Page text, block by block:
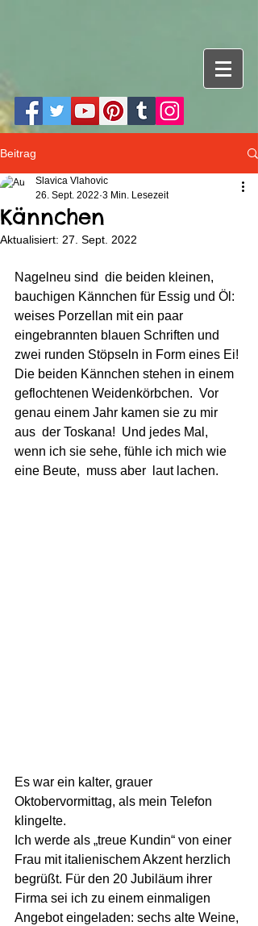
Beitrag
Kännchen
Slavica Vlahovic
26. Sept. 2022 3 Min. Lesezeit
Aktualisiert: 27. Sept. 2022
Nagelneu sind  die beiden kleinen,
bauchigen Kännchen für Essig und Öl:
weises Porzellan mit ein paar
eingebrannten blauen Schriften und
zwei runden Stöpseln in Form eines Ei!
Die beiden Kännchen stehen in einem
geflochtenen Weidenkörbchen.  Vor
genau einem Jahr kamen sie zu mir
aus  der Toskana!  Und jedes Mal,
wenn ich sie sehe, fühle ich mich wie
eine Beute,  muss aber  laut lachen.
Es war ein kalter, grauer
Oktobervormittag, als mein Telefon
klingelte.
Ich werde als „treue Kundin“ von einer
Frau mit italienischem Akzent herzlich
begrüßt. Für den 20 Jubiläum ihrer
Firma sei ich zu einem einmaligen
Angebot eingeladen: sechs alte Weine,